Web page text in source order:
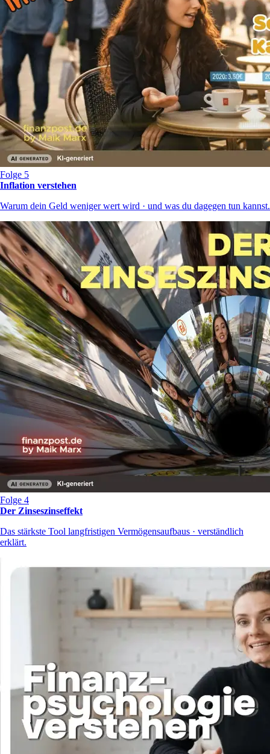
Folge 5
Inflation verstehen
Warum dein Geld weniger wert wird · und was du dagegen tun kannst.
Folge 4
Der Zinseszinseffekt
Das stärkste Tool langfristigen Vermögensaufbaus · verständlich
erklärt.